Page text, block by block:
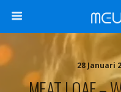
28 Januari